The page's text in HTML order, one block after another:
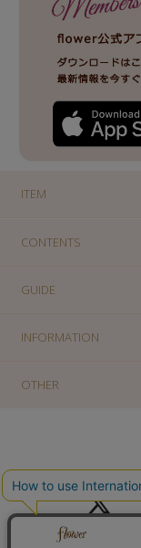
ITEM
CONTENTS
GUIDE
INFORMATION
OTHER